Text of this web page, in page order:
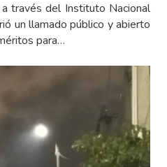
través del Instituto Nacional
un llamado público y abierto
para…